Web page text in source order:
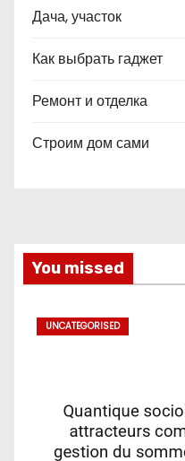
Дача, участок
Как выбрать гаджет
Ремонт и отделка
Строим дом сами
You missed
UNCATEGORISED